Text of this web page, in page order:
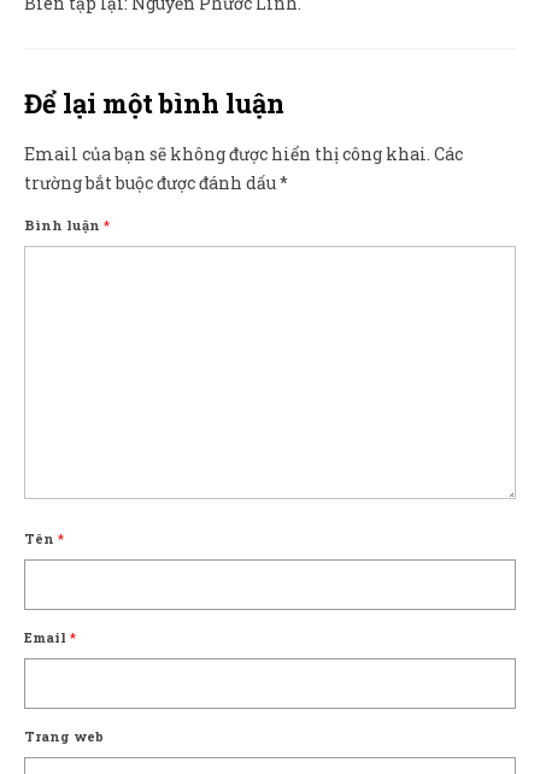
Để lại một bình luận
Email của bạn sẽ không được hiển thị công khai. Các
trường bắt buộc được đánh dấu*
Bình luận *
Tên *
Email *
Trang web